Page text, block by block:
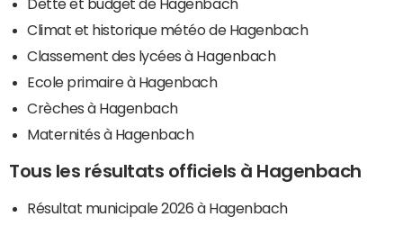
Dette et budget de Hagenbach
Climat et historique météo de Hagenbach
Classement des lycées à Hagenbach
Ecole primaire à Hagenbach
Crèches à Hagenbach
Maternités à Hagenbach
Tous les résultats officiels à Hagenbach
Résultat municipale 2026 à Hagenbach